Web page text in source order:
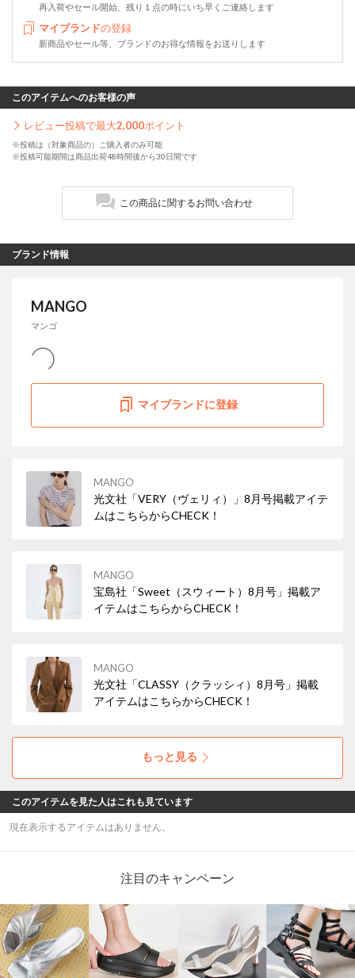
再入荷やセール開始、残り１点の時にいち早くご連絡します
マイブランドの登録
新商品やセール等、ブランドのお得な情報をお送りします
このアイテムへのお客様の声
レビュー投稿で最大2,000ポイント
※投稿は（対象商品の）ご購入者のみ可能
※投稿可能期間は商品出荷48時間後から30日間です
この商品に関するお問い合わせ
ブランド情報
MANGO
マンゴ
マイブランドに登録
MANGO
光文社「VERY（ヴェリィ）」8月号掲載アイテ
ムはこちらからCHECK！
MANGO
宝島社「Sweet（スウィート）8月号」掲載ア
イテムはこちらからCHECK！
MANGO
光文社「CLASSY（クラッシィ）8月号」掲載
アイテムはこちらからCHECK！
もっと見る
このアイテムを見た人はこれも見ています
現在表示するアイテムはありません。
注目のキャンペーン